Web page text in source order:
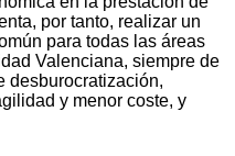
por tanto, realizar un
para todas las áreas
Valenciana, siempre de
desburocratización,
y menor coste, y